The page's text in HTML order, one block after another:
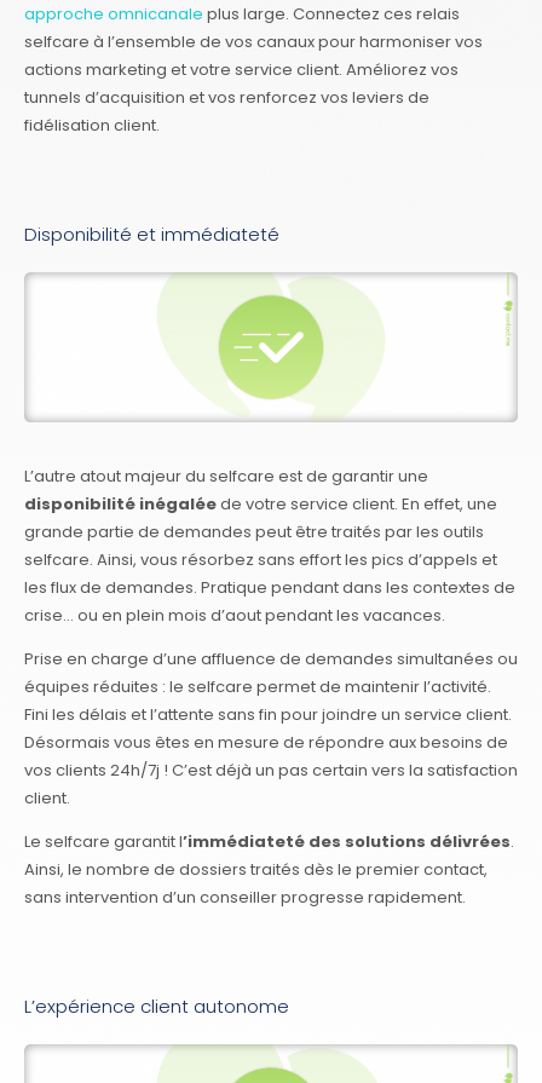
approche omnicanale plus large. Connectez ces relais
selfcare à l’ensemble de vos canaux pour harmoniser vos
actions marketing et votre service client. Améliorez vos
tunnels d’acquisition et vos renforcez vos leviers de
fidélisation client.
Disponibilité et immédiateté
L’autre atout majeur du selfcare est de garantir une
disponibilité inégaléede votre service client. En effet, une
grande partie de demandes peut être traités par les outils
selfcare. Ainsi, vous résorbez sans effort les pics d’appels et
les flux de demandes. Pratique pendant dans les contextes de
crise… ou en plein mois d’aout pendant les vacances.
Prise en charge d’une affluence de demandes simultanées ou
équipes réduites : le selfcare permet de maintenir l’activité.
Fini les délais et l’attente sans fin pour joindre un service client.
Désormais vous êtes en mesure de répondre aux besoins de
vos clients 24h/7j ! C’est déjà un pas certain vers la satisfaction
client.
Le selfcare garantit l’immédiateté des solutions délivrées.
Ainsi, le nombre de dossiers traités dès le premier contact,
sans intervention d’un conseiller progresse rapidement.
L’expérience client autonome